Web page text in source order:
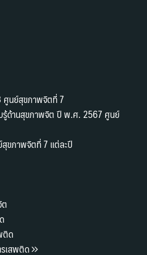
ศูนย์สุขภาพจิตที่ 7
รู้ด้านสุขภาพจิต ปี พ.ศ. 2567 ศูนย์
ขภาพจิตที่ 7 แต่ละปี
ติด
เสพติด